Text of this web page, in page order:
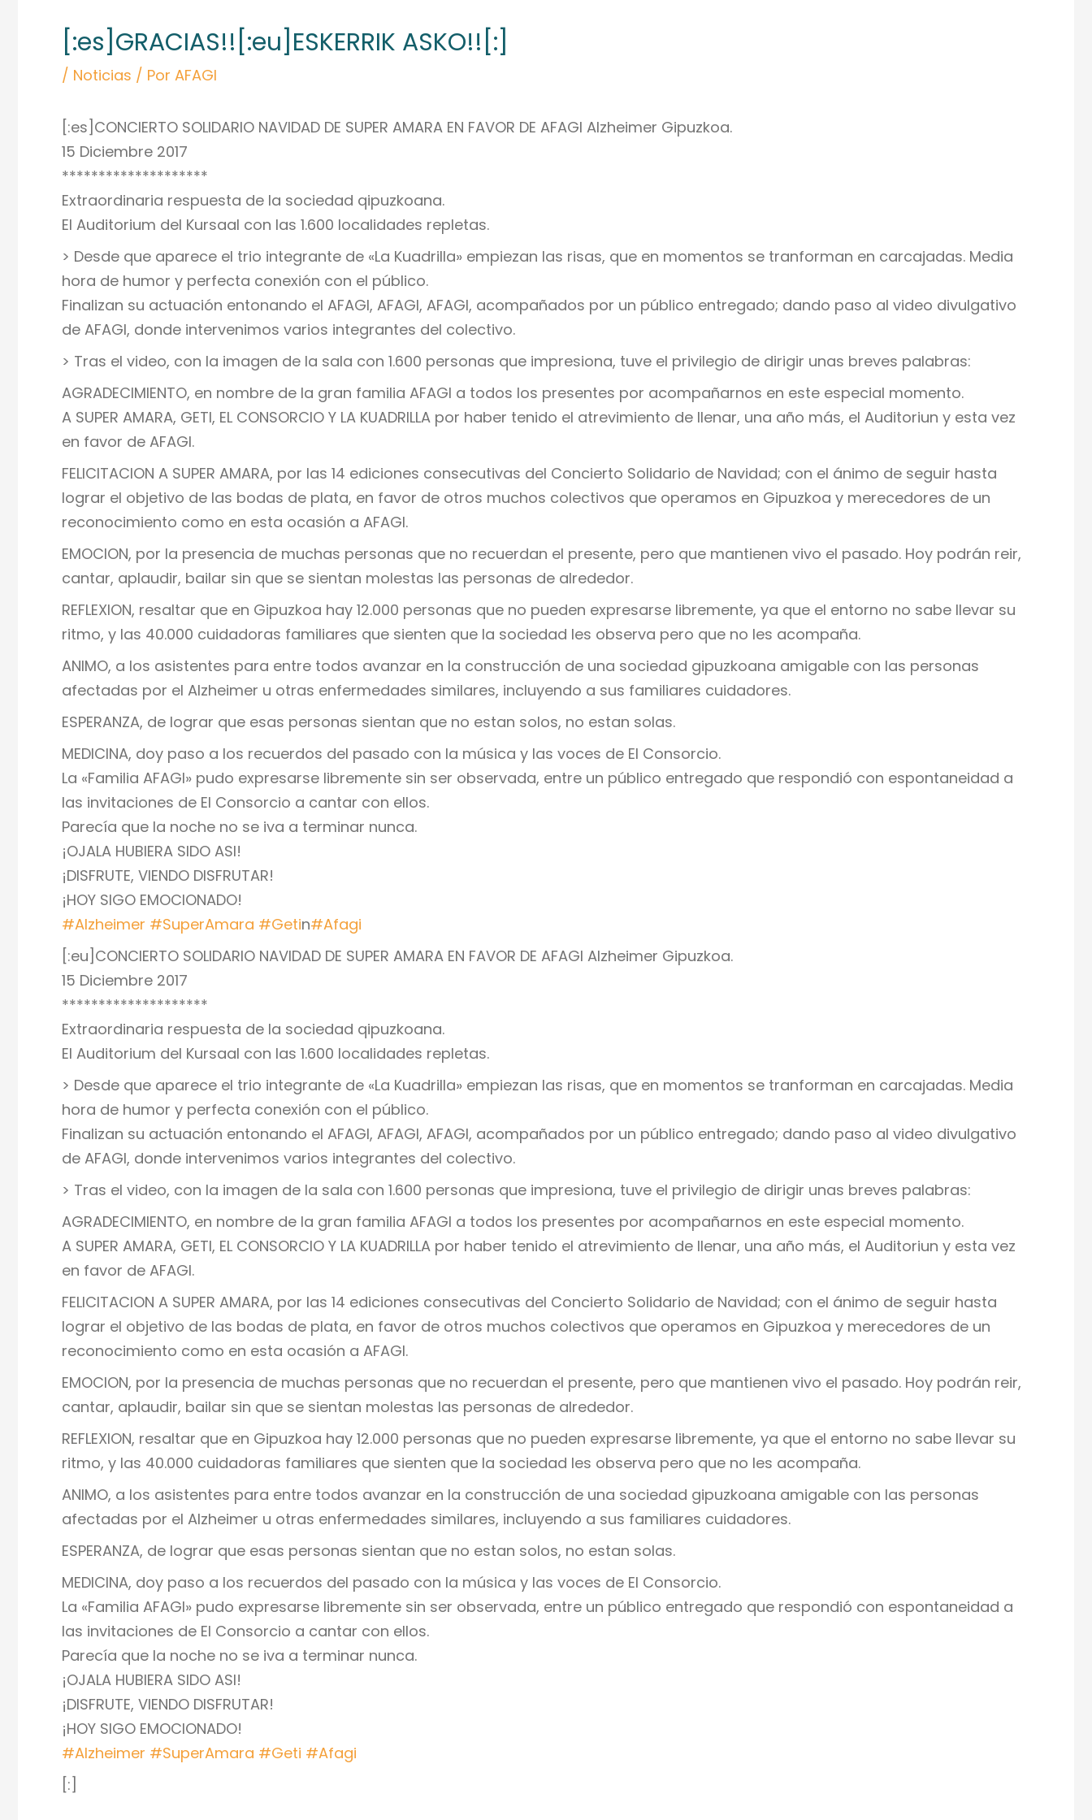
[:es]GRACIAS!![:eu]ESKERRIK ASKO!![:]
/ Noticias / Por AFAGI
[:es]CONCIERTO SOLIDARIO NAVIDAD DE SUPER AMARA EN FAVOR DE AFAGI Alzheimer Gipuzkoa.
15 Diciembre 2017
********************
Extraordinaria respuesta de la sociedad qipuzkoana.
El Auditorium del Kursaal con las 1.600 localidades repletas.
> Desde que aparece el trio integrante de «La Kuadrilla» empiezan las risas, que en momentos se tranforman en carcajadas. Media
hora de humor y perfecta conexión con el público.
Finalizan su actuación entonando el AFAGI, AFAGI, AFAGI, acompañados por un público entregado; dando paso al video divulgativo
de AFAGI, donde intervenimos varios integrantes del colectivo.
> Tras el video, con la imagen de la sala con 1.600 personas que impresiona, tuve el privilegio de dirigir unas breves palabras:
AGRADECIMIENTO, en nombre de la gran familia AFAGI a todos los presentes por acompañarnos en este especial momento.
A SUPER AMARA, GETI, EL CONSORCIO Y LA KUADRILLA por haber tenido el atrevimiento de llenar, una año más, el Auditoriun y esta vez
en favor de AFAGI.
FELICITACION A SUPER AMARA, por las 14 ediciones consecutivas del Concierto Solidario de Navidad; con el ánimo de seguir hasta
lograr el objetivo de las bodas de plata, en favor de otros muchos colectivos que operamos en Gipuzkoa y merecedores de un
reconocimiento como en esta ocasión a AFAGI.
EMOCION, por la presencia de muchas personas que no recuerdan el presente, pero que mantienen vivo el pasado. Hoy podrán reir,
cantar, aplaudir, bailar sin que se sientan molestas las personas de alrededor.
REFLEXION, resaltar que en Gipuzkoa hay 12.000 personas que no pueden expresarse libremente, ya que el entorno no sabe llevar su
ritmo, y las 40.000 cuidadoras familiares que sienten que la sociedad les observa pero que no les acompaña.
ANIMO, a los asistentes para entre todos avanzar en la construcción de una sociedad gipuzkoana amigable con las personas
afectadas por el Alzheimer u otras enfermedades similares, incluyendo a sus familiares cuidadores.
ESPERANZA, de lograr que esas personas sientan que no estan solos, no estan solas.
MEDICINA, doy paso a los recuerdos del pasado con la música y las voces de El Consorcio.
La «Familia AFAGI» pudo expresarse libremente sin ser observada, entre un público entregado que respondió con espontaneidad a
las invitaciones de El Consorcio a cantar con ellos.
Parecía que la noche no se iva a terminar nunca.
¡OJALA HUBIERA SIDO ASI!
¡DISFRUTE, VIENDO DISFRUTAR!
¡HOY SIGO EMOCIONADO!
#Alzheimer #SuperAmara #Getin#Afagi
[:eu]CONCIERTO SOLIDARIO NAVIDAD DE SUPER AMARA EN FAVOR DE AFAGI Alzheimer Gipuzkoa.
15 Diciembre 2017
********************
Extraordinaria respuesta de la sociedad qipuzkoana.
El Auditorium del Kursaal con las 1.600 localidades repletas.
> Desde que aparece el trio integrante de «La Kuadrilla» empiezan las risas, que en momentos se tranforman en carcajadas. Media
hora de humor y perfecta conexión con el público.
Finalizan su actuación entonando el AFAGI, AFAGI, AFAGI, acompañados por un público entregado; dando paso al video divulgativo
de AFAGI, donde intervenimos varios integrantes del colectivo.
> Tras el video, con la imagen de la sala con 1.600 personas que impresiona, tuve el privilegio de dirigir unas breves palabras:
AGRADECIMIENTO, en nombre de la gran familia AFAGI a todos los presentes por acompañarnos en este especial momento.
A SUPER AMARA, GETI, EL CONSORCIO Y LA KUADRILLA por haber tenido el atrevimiento de llenar, una año más, el Auditoriun y esta vez
en favor de AFAGI.
FELICITACION A SUPER AMARA, por las 14 ediciones consecutivas del Concierto Solidario de Navidad; con el ánimo de seguir hasta
lograr el objetivo de las bodas de plata, en favor de otros muchos colectivos que operamos en Gipuzkoa y merecedores de un
reconocimiento como en esta ocasión a AFAGI.
EMOCION, por la presencia de muchas personas que no recuerdan el presente, pero que mantienen vivo el pasado. Hoy podrán reir,
cantar, aplaudir, bailar sin que se sientan molestas las personas de alrededor.
REFLEXION, resaltar que en Gipuzkoa hay 12.000 personas que no pueden expresarse libremente, ya que el entorno no sabe llevar su
ritmo, y las 40.000 cuidadoras familiares que sienten que la sociedad les observa pero que no les acompaña.
ANIMO, a los asistentes para entre todos avanzar en la construcción de una sociedad gipuzkoana amigable con las personas
afectadas por el Alzheimer u otras enfermedades similares, incluyendo a sus familiares cuidadores.
ESPERANZA, de lograr que esas personas sientan que no estan solos, no estan solas.
MEDICINA, doy paso a los recuerdos del pasado con la música y las voces de El Consorcio.
La «Familia AFAGI» pudo expresarse libremente sin ser observada, entre un público entregado que respondió con espontaneidad a
las invitaciones de El Consorcio a cantar con ellos.
Parecía que la noche no se iva a terminar nunca.
¡OJALA HUBIERA SIDO ASI!
¡DISFRUTE, VIENDO DISFRUTAR!
¡HOY SIGO EMOCIONADO!
#Alzheimer #SuperAmara #Geti #Afagi
[:]
entradas